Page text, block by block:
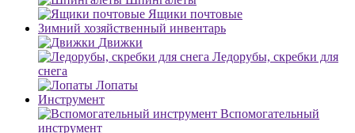
Ящики почтовые
Зимний хозяйственный инвентарь
Движки
Ледорубы, скребки для
снега
Лопаты
Инструмент
Вспомогательный
инструмент